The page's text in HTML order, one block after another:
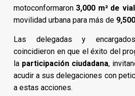
motoconformaron3,000 m² de
movilidad urbana para más de
Las delegadas y
coincidieron en que el éxito del
la participación ciudadana,
acudir a sus delegaciones con
a estas acciones.